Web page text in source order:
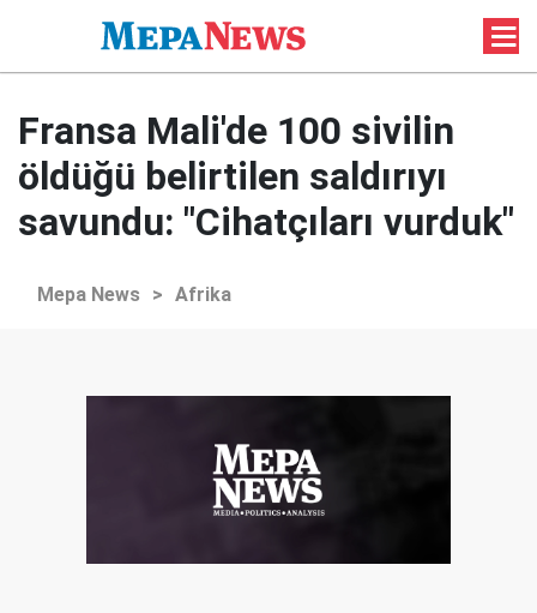
Fransa Mali'de 100 sivilin
öldüğü belirtilen saldırıyı
savundu: "Cihatçıları vurduk"
Mepa News > Afrika